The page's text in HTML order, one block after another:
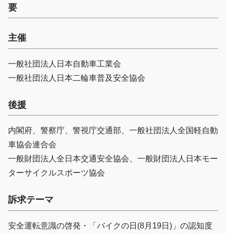
要
主催
一般社団法人日本自動車工業会
一般社団法人日本二輪車普及安全協会
後援
内閣府、警察庁、警視庁交通部、一般社団法人全国軽自動
車協会連合会
一般財団法人全日本交通安全協会、一般財団法人日本モー
ターサイクルスポーツ協会
訴求テーマ
安全運転意識の啓発・「バイクの日(8月19日)」の認知度